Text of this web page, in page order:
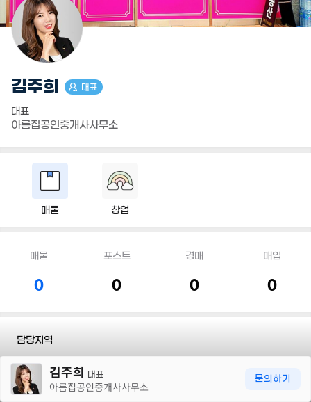
김주희 대표
대표
아름집공인중개사사무소
매물 창업
매물
0
포스트
0
경매
0
매입
0
담당지역
전화 김주희 대표
아름집공인중개사사무소
문의하기